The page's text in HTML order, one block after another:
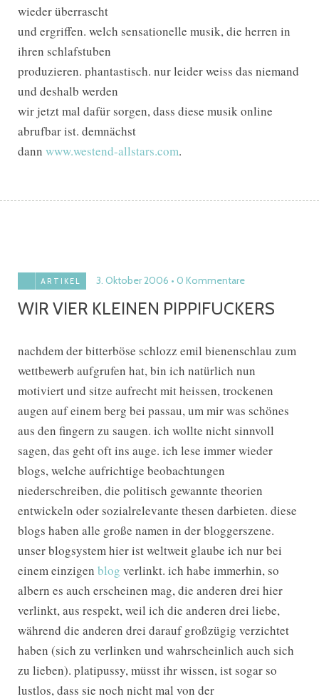
wieder überrascht
und ergriffen. welch sensationelle musik, die herren in
ihren schlafstuben
produzieren. phantastisch. nur leider weiss das niemand
und deshalb werden
wir jetzt mal dafür sorgen, dass diese musik online
abrufbar ist. demnächst
dann www.westend-allstars.com.
ARTIKEL 3. Oktober 2006 0 Kommentare
WIR VIER KLEINEN PIPPIFUCKERS
nachdem der bitterböse schlozz emil bienenschlau zum
wettbewerb aufgrufen hat, bin ich natürlich nun
motiviert und sitze aufrecht mit heissen, trockenen
augen auf einem berg bei passau, um mir was schönes
aus den fingern zu saugen. ich wollte nicht sinnvoll
sagen, das geht oft ins auge. ich lese immer wieder
blogs, welche aufrichtige beobachtungen
niederschreiben, die politisch gewannte theorien
entwickeln oder sozialrelevante thesen darbieten. diese
blogs haben alle große namen in der bloggerszene.
unser blogsystem hier ist weltweit glaube ich nur bei
einem einzigen blog verlinkt. ich habe immerhin, so
albern es auch erscheinen mag, die anderen drei hier
verlinkt, aus respekt, weil ich die anderen drei liebe,
während die anderen drei darauf großzügig verzichtet
haben (sich zu verlinken und wahrscheinlich auch sich
zu lieben). platipussy, müsst ihr wissen, ist sogar so
lustlos, dass sie noch nicht mal von der